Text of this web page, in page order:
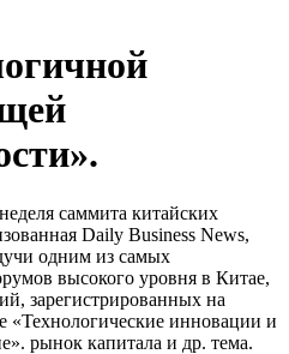
саммита китайских
Daily Business News,
одним из самых
высокого уровня в Китае,
зарегистрированных на
«Технологические инновации и
рынок капитала и др. тема.